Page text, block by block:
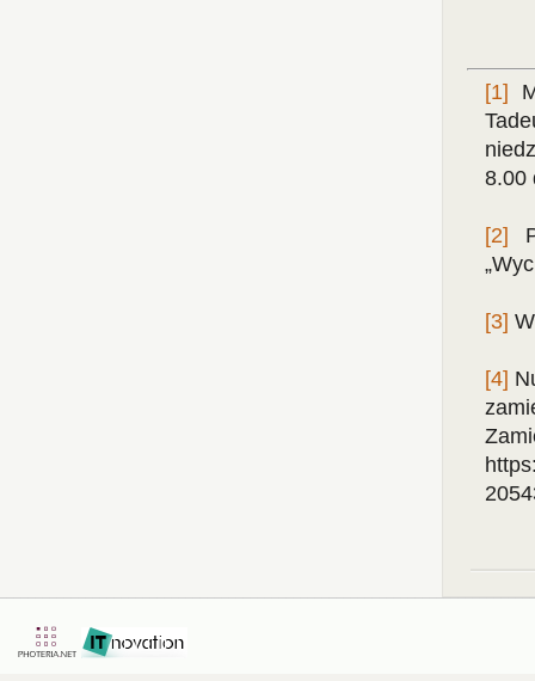
[1]
8.00
[2]
[3]
[4]